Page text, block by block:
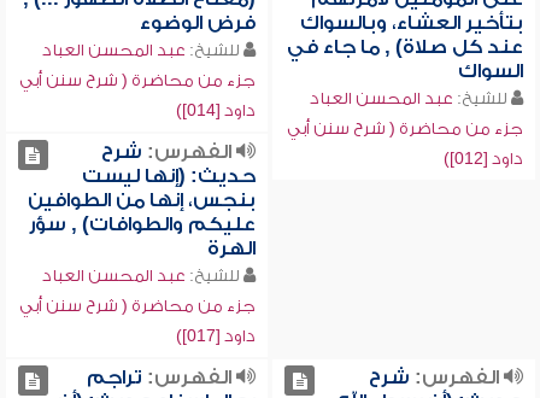
بتأخير العشاء، وبالسواك
عند كل صلاة) , ما جاء في
السواك
للشيخ: عبد المحسن العباد
جزء من محاضرة ( شرح سنن أبي
داود [012])
فرض الوضوء
للشيخ: عبد المحسن العباد
جزء من محاضرة ( شرح سنن أبي
داود [014])
الفهرس: شرح
حديث: (إنها ليست
بنجس، إنها من الطوافين
عليكم والطوافات) , سؤر
الهرة
للشيخ: عبد المحسن العباد
جزء من محاضرة ( شرح سنن أبي
داود [017])
الفهرس: شرح
الفهرس: تراجم